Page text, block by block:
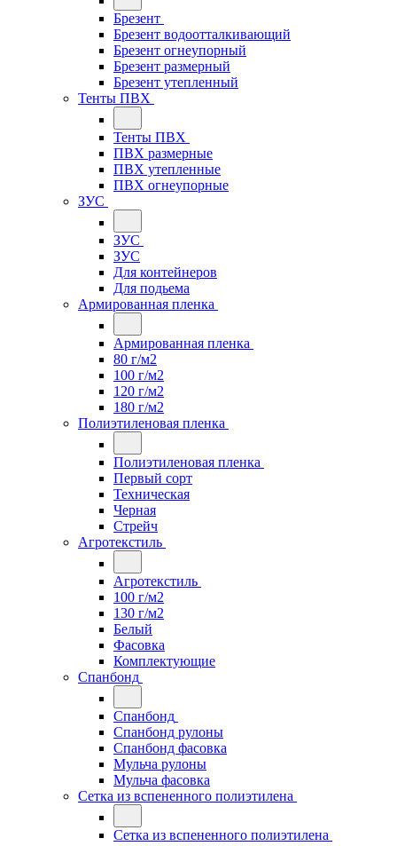
Брезент
Брезент водоотталкивающий
Брезент огнеупорный
Брезент размерный
Брезент утепленный
Тенты ПВХ
Тенты ПВХ
ПВХ размерные
ПВХ утепленные
ПВХ огнеупорные
ЗУС
ЗУС
ЗУС
Для контейнеров
Для подьема
Армированная пленка
Армированная пленка
80 г/м2
100 г/м2
120 г/м2
180 г/м2
Полиэтиленовая пленка
Полиэтиленовая пленка
Первый сорт
Техническая
Черная
Стрейч
Агротекстиль
Агротекстиль
100 г/м2
130 г/м2
Белый
Фасовка
Комплектующие
Спанбонд
Спанбонд
Спанбонд рулоны
Спанбонд фасовка
Мульча рулоны
Мульча фасовка
Сетка из вспененного полиэтилена
Сетка из вспененного полиэтилена